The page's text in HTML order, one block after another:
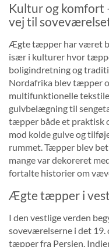
Kultur og
vej til
Ægte tæpper har været
især i kulturer hvor
boligindretning og
Nordafrika blev tæpper
multifunktionelle
gulvbelægning til
tæpper både et praktisk
mod kolde gulve og
rummet. Tæpper blev
mange var dekoreret
fortalte historier om
Ægte tæpper i
I den vestlige verden
soveværelserne i det 19.
tæpper fra Persien,